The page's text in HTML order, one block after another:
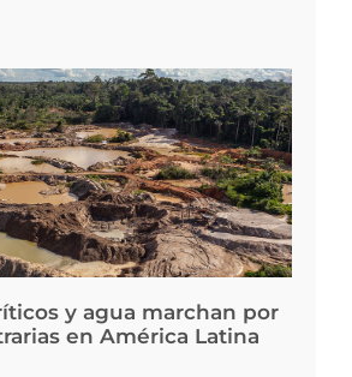
y agua marchan por
en América Latina